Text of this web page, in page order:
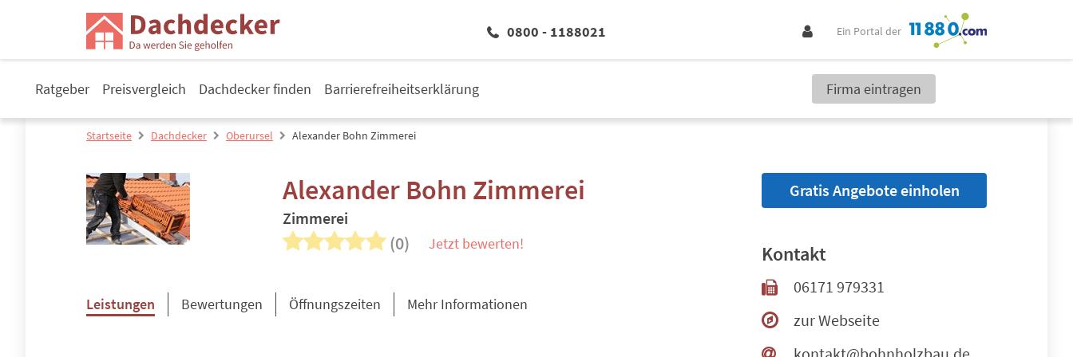
0800 - 1188021 Ein Portal der
Ratgeber Preisvergleich Dachdecker finden Barrierefreiheitserklärung Firma eintragen
Startseite Dachdecker Oberursel Alexander Bohn Zimmerei
Alexander Bohn Zimmerei
Zimmerei
(0) Jetzt bewerten!
Leistungen Bewertungen Öffnungszeiten Mehr Informationen
Gratis Angebote einholen
Kontakt
06171 979331
zur Webseite